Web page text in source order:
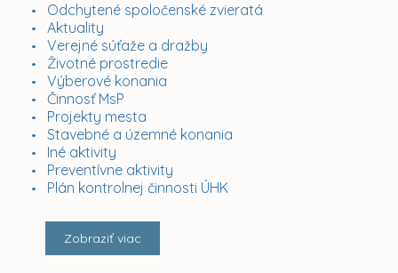
Odchytené spoločenské zvieratá
Aktuality
Verejné súťaže a dražby
Životné prostredie
Výberové konania
Činnosť MsP
Projekty mesta
Stavebné a územné konania
Iné aktivity
Preventívne aktivity
Plán kontrolnej činnosti ÚHK
Zobraziť viac